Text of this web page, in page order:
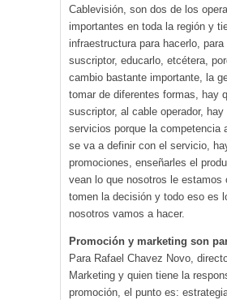
Cablevisión, son dos de los
importantes en toda la región y
infraestructura para hacerlo, para
suscriptor, educarlo, etcétera,
cambio bastante importante, la
tomar de diferentes formas, hay
suscriptor, al cable operador, hay
servicios porque la competencia
se va a definir con el servicio,
promociones, enseñarles el
vean lo que nosotros le estamos
tomen la decisión y todo eso es
nosotros vamos a hacer.
Promoción y marketing son
Para Rafael Chavez Novo,
Marketing y quien tiene la
promoción, el punto es: